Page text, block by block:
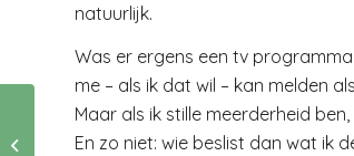
natuurlijk.
Was er ergens een tv
me – als ik dat wil – kan melden
Maar als ik stille meerderheid
En zo niet: wie beslist dan wat ik
Een stijldip….